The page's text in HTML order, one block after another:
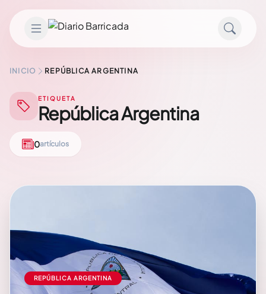
INICIO REPÚBLICA ARGENTINA
ETIQUETA
República Argentina
0artículos
REPÚBLICA ARGENTINA